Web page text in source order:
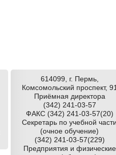
614099, г. Пермь,
Комсомольский проспект,
Приёмная директора
(342) 241-03-57
ФАКС (342) 241-03-57(20)
Секретарь по учебной
(очное обучение)
(342) 241-03-57(229)
Предприятия и физические